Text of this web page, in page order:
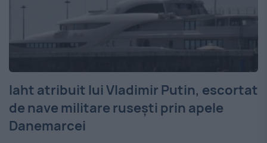
Iaht atribuit lui Vladimir Putin, escortat
de nave militare rusești prin apele
Danemarcei